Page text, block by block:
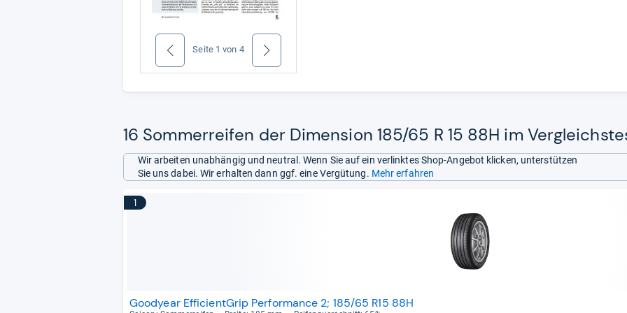
zurück Seite 1 von 4 weiter
16 Sommerreifen der Dimension 185/65 R 15 88H im
Wir arbeiten unabhängig und neutral. Wenn Sie auf ein verlinktes Shop-Angebot klicken, unterstützen
Sie uns dabei. Wir erhalten dann ggf. eine Vergütung. Mehr erfahren
1
Goodyear EfficientGrip Performance 2; 185/65 R15 88H